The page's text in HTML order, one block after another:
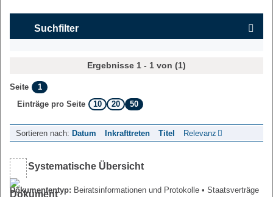
Suchfilter
Ergebnisse 1 - 1 von (1)
Seite
1
Einträge pro Seite
10 20 50
Sortieren nach: Datum Inkrafttreten Titel Relevanz
Systematische Übersicht
Dokumententyp: Beiratsinformationen und Protokolle • Staatsverträge